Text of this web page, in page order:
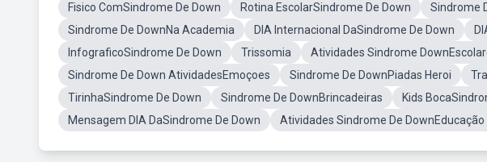
Fisico ComSindrome De Down
Rotina EscolarSindrome De Down Sindrome
Sindrome De DownNa Academia
DIA Internacional DaSindrome De Down
InfograficoSindrome De Down
Trissomia Atividades Sindrome
Sindrome De Down AtividadesEmoçoes
Sindrome De DownPiadas Heroi
TirinhaSindrome De Down
Sindrome De DownBrincadeiras Kids
Mensagem DIA DaSindrome De Down
Atividades Sindrome De